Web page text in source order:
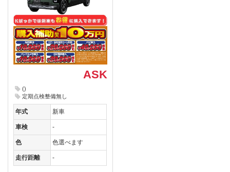
ASK
()
定期点検整備無し
年式 新車
車検 -
色 色選べます
走行距離 -